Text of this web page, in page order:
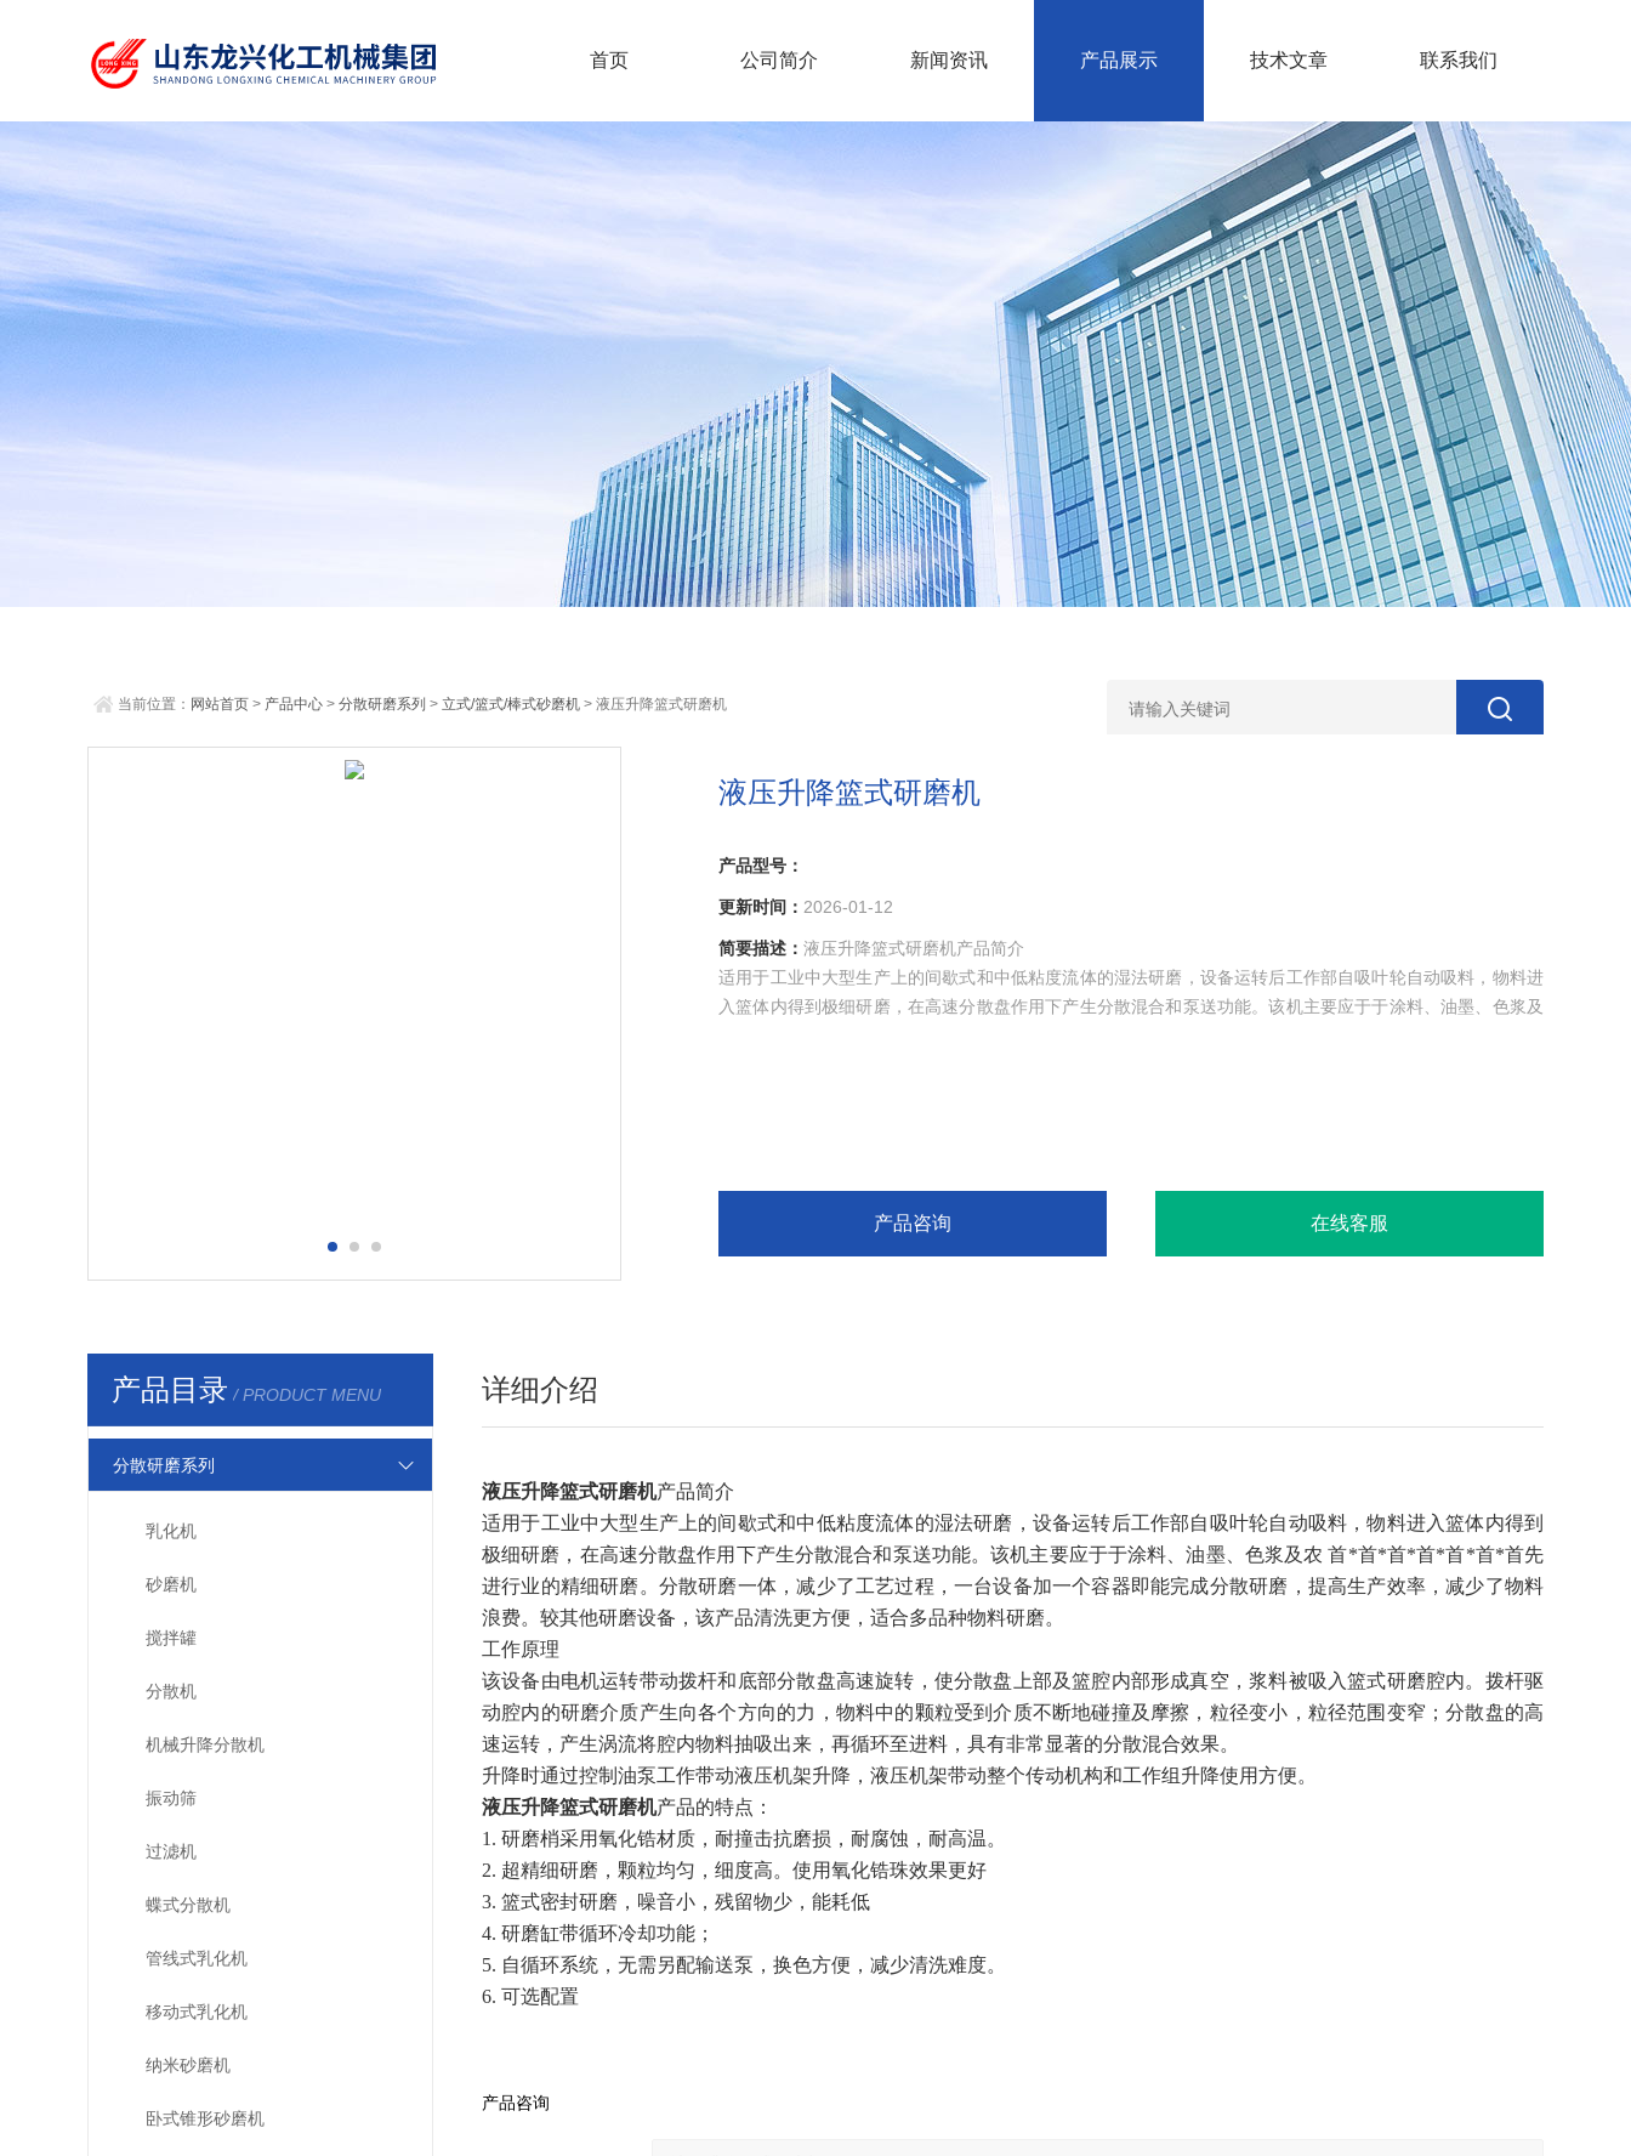
首页 公司简介 新闻资讯 产品展示 技术文章 联系我们
当前位置： 网站首页 > 产品中心 > 分散研磨系列 > 立式/篮式/棒式砂磨机 > 液压升降篮式研磨机
液压升降篮式研磨机
产品型号：
更新时间： 2026-01-12
简要描述： 液压升降篮式研磨机产品简介
适用于工业中大型生产上的间歇式和中低粘度流体的湿法研磨，设备运转后工作部自吸叶轮自动吸料，物料进
入篮体内得到极细研磨，在高速分散盘作用下产生分散混合和泵送功能。该机主要应于于涂料、油墨、色浆及
产品咨询 在线客服
产品目录 / PRODUCT MENU
分散研磨系列
乳化机
砂磨机
搅拌罐
分散机
机械升降分散机
振动筛
过滤机
蝶式分散机
管线式乳化机
移动式乳化机
纳米砂磨机
卧式锥形砂磨机
详细介绍
液压升降篮式研磨机产品简介
适用于工业中大型生产上的间歇式和中低粘度流体的湿法研磨，设备运转后工作部自吸叶轮自动吸料，物料进入篮体内得到
极细研磨，在高速分散盘作用下产生分散混合和泵送功能。该机主要应于于涂料、油墨、色浆及农 首*首*首*首*首*首*首先
进行业的精细研磨。分散研磨一体，减少了工艺过程，一台设备加一个容器即能完成分散研磨，提高生产效率，减少了物料
浪费。较其他研磨设备，该产品清洗更方便，适合多品种物料研磨。
工作原理
该设备由电机运转带动拨杆和底部分散盘高速旋转，使分散盘上部及篮腔内部形成真空，浆料被吸入篮式研磨腔内。拨杆驱
动腔内的研磨介质产生向各个方向的力，物料中的颗粒受到介质不断地碰撞及摩擦，粒径变小，粒径范围变窄；分散盘的高
速运转，产生涡流将腔内物料抽吸出来，再循环至进料，具有非常显著的分散混合效果。
升降时通过控制油泵工作带动液压机架升降，液压机架带动整个传动机构和工作组升降使用方便。
液压升降篮式研磨机产品的特点：
1. 研磨梢采用氧化锆材质，耐撞击抗磨损，耐腐蚀，耐高温。
2. 超精细研磨，颗粒均匀，细度高。使用氧化锆珠效果更好
3. 篮式密封研磨，噪音小，残留物少，能耗低
4. 研磨缸带循环冷却功能；
5. 自循环系统，无需另配输送泵，换色方便，减少清洗难度。
6. 可选配置
产品咨询